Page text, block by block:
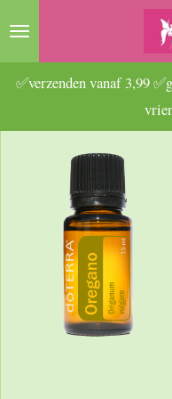
Ga
naar
hoofdinhoud
✅verzenden vanaf 3,99